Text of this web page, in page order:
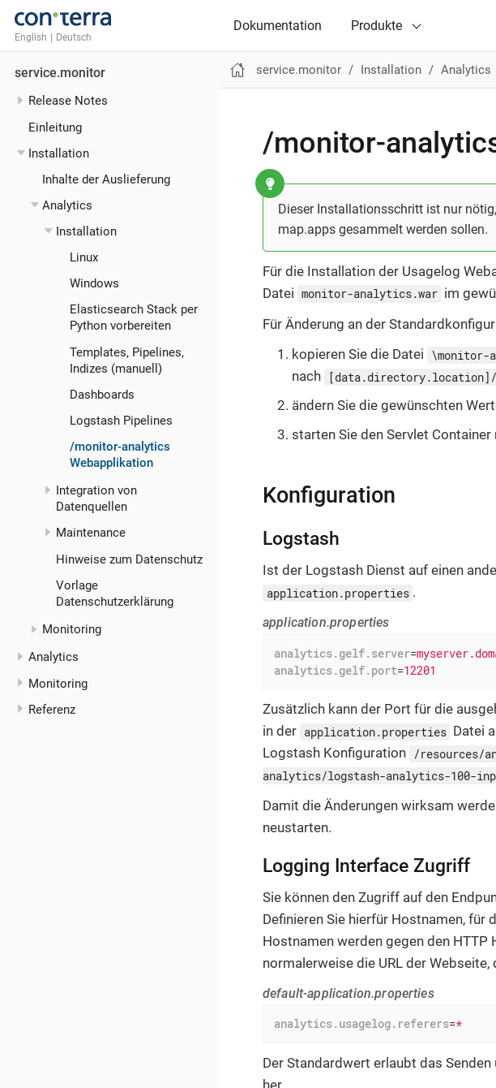
Dokumentation Produkte
English | Deutsch
service.monitor
Release Notes
Einleitung
Installation
Inhalte der Auslieferung
Analytics
Installation
Linux
Windows
Elasticsearch Stack per
Python vorbereiten
Templates, Pipelines,
Indizes (manuell)
Dashboards
Logstash Pipelines
/monitor-analytics
Webapplikation
Integration von
Datenquellen
Maintenance
Hinweise zum Datenschutz
Vorlage
Datenschutzerklärung
Monitoring
Analytics
Monitoring
Referenz
service.monitor Installation Analytics
/monitor-
Dieser Installationsschritt ist nur
map.apps gesammelt werden sollen.
Für die Installation der Usagelog
Datei monitor-analytics.war im
Für Änderung an der
kopieren Sie die Datei \monitor-
nach
ändern Sie die gewünschten
starten Sie den Servlet
Konfiguration
Logstash
Ist der Logstash Dienst auf einen
application.properties .
application.properties
analytics.gelf.server=
analytics.gelf.port=12201
Zusätzlich kann der Port für die
in der application.properties Datei
Logstash Konfiguration /resources/
analytics/logstash-analytics-100-
Damit die Änderungen wirksam
neustarten.
Logging Interface Zugriff
Sie können den Zugriff auf den
Definieren Sie hierfür Hostnamen, für
Hostnamen werden gegen den HTTP
normalerweise die URL der
default-application.properties
analytics.usagelog.referers=*
Der Standardwert erlaubt das
her.